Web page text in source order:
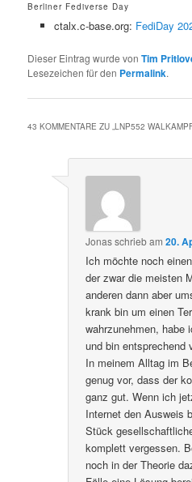
Berliner Fediverse Day
ctalx.c-base.org: FediDay
Dieser Eintrag wurde vonTim
Lesezeichen für den Permalink.
43 KOMMENTARE ZU „LNP552
Jonasschriebam20.
Ich möchte noch
der zwar die meisten
anderen dann aber
krank bin um einen
wahrzunehmen, habe
und bin entsprechend
In meinem Alltag im
genug vor, dass der
ganz gut. Wenn ich
Internet den Ausweis
Stück
komplett vergessen.
noch in der Theorie